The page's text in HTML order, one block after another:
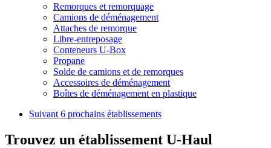
Remorques et remorquage
Camions de déménagement
Attaches de remorque
Libre-entreposage
Conteneurs U-Box
Propane
Solde de camions et de remorques
Accessoires de déménagement
Boîtes de déménagement en plastique
Suivant 6 prochains établissements
Trouvez un établissement U-Haul